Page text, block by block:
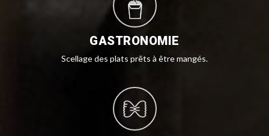
GASTRONOMIE
Scellage des plats prêts à être mangés.